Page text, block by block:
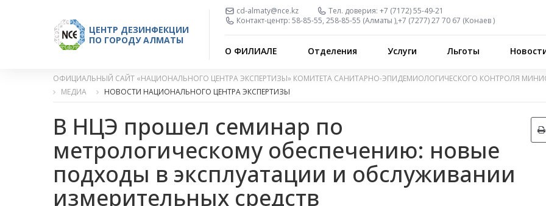
ЦЕНТР ДЕЗИНФЕКЦИИ
ПО ГОРОДУ АЛМАТЫ
cd-almaty@nce.kz Тел. доверия: +7 (7172) 55-49-21
Контакт-центр: 58-85-55, 258-85-55 (Алматы ),+7 (7277) 27 70 67 (Конаев)
О ФИЛИАЛЕ Отделения Услуги Льготы
ОФИЦИАЛЬНЫЙ САЙТ «НАЦИОНАЛЬНОГО ЦЕНТРА ЭКСПЕРТИЗЫ» КОМИТЕТА САНИТАРНО-ЭПИДЕМИОЛОГИЧЕСКОГО КОНТРОЛЯ
МЕДИА
НОВОСТИ НАЦИОНАЛЬНОГО ЦЕНТРА ЭКСПЕРТИЗЫ
В НЦЭ прошел семинар по
метрологическому обеспечению: новые
подходы в эксплуатации и обслуживании
измерительных средств